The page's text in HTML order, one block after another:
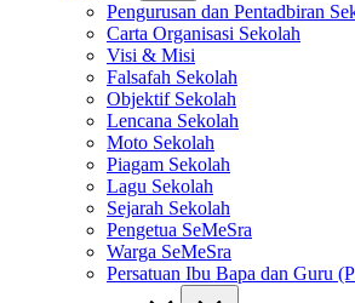
Pengurusan dan Pentadbiran
Carta Organisasi Sekolah
Visi & Misi
Falsafah Sekolah
Objektif Sekolah
Lencana Sekolah
Moto Sekolah
Piagam Sekolah
Lagu Sekolah
Sejarah Sekolah
Pengetua SeMeSra
Warga SeMeSra
Persatuan Ibu Bapa dan Guru